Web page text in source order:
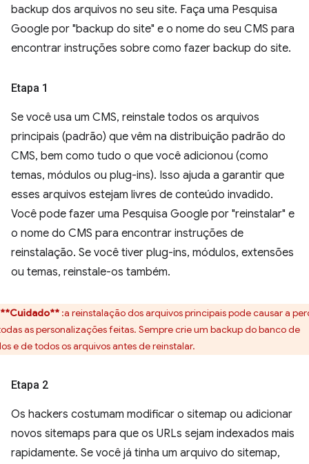
backup dos arquivos no seu site. Faça uma Pesquisa
Google por "backup do site" e o nome do seu CMS para
encontrar instruções sobre como fazer backup do site.
Etapa 1
Se você usa um CMS, reinstale todos os arquivos
principais (padrão) que vêm na distribuição padrão do
CMS, bem como tudo o que você adicionou (como
temas, módulos ou plug-ins). Isso ajuda a garantir que
esses arquivos estejam livres de conteúdo invadido.
Você pode fazer uma Pesquisa Google por "reinstalar" e
o nome do CMS para encontrar instruções de
reinstalação. Se você tiver plug-ins, módulos, extensões
ou temas, reinstale-os também.
**Cuidado** :a reinstalação dos arquivos principais pode causar a
as personalizações feitas. Sempre crie um backup do banco de
e de todos os arquivos antes de reinstalar.
Etapa 2
Os hackers costumam modificar o sitemap ou adicionar
novos sitemaps para que os URLs sejam indexados mais
rapidamente. Se você já tinha um arquivo do sitemap,